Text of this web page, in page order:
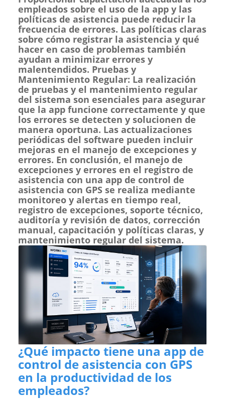
empleados sobre el uso de la app y las
políticas de asistencia puede reducir la
frecuencia de errores. Las políticas claras
sobre cómo registrar la asistencia y qué
hacer en caso de problemas también
ayudan a minimizar errores y
malentendidos. Pruebas y
Mantenimiento Regular: La realización
de pruebas y el mantenimiento regular
del sistema son esenciales para asegurar
que la app funcione correctamente y que
los errores se detecten y solucionen de
manera oportuna. Las actualizaciones
periódicas del software pueden incluir
mejoras en el manejo de excepciones y
errores. En conclusión, el manejo de
excepciones y errores en el registro de
asistencia con una app de control de
asistencia con GPS se realiza mediante
monitoreo y alertas en tiempo real,
registro de excepciones, soporte técnico,
auditoría y revisión de datos, corrección
manual, capacitación y políticas claras, y
mantenimiento regular del sistema.
¿Qué impacto tiene una app de
control de asistencia con GPS
en la productividad de los
empleados?